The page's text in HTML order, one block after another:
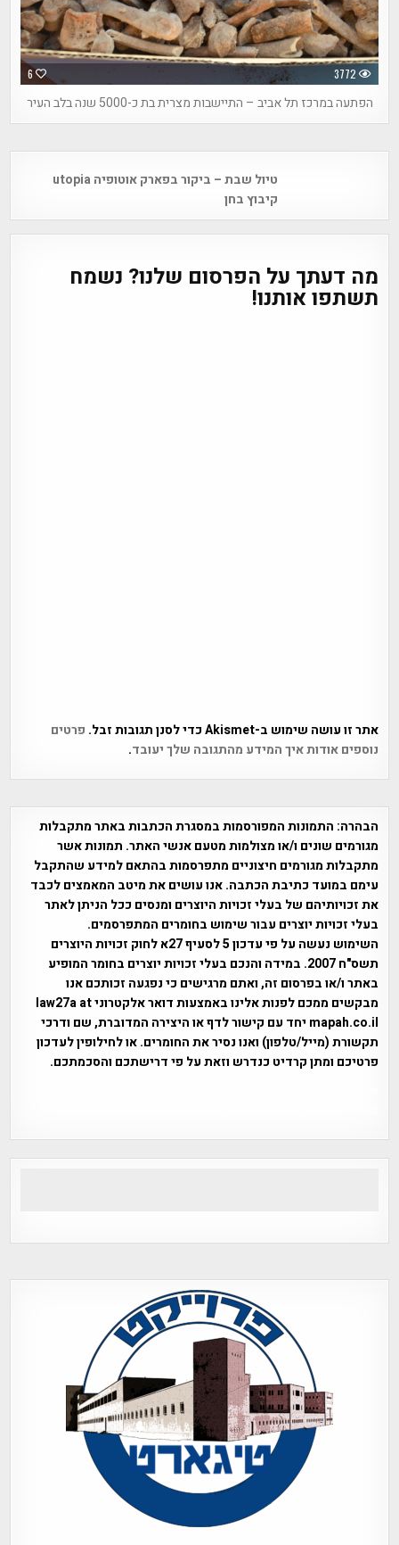
6 3772
הפתעה במרכז תל אביב – התיישבות מצרית בת כ-5000 שנה בלב העיר
navigation
טיול שבת – ביקור בפארק אוטופיה utopia
קיבוץ בחן
מה דעתך על הפרסום שלנו? נשמח
תשתפו אותנו!
אתר זו עושה שימוש ב-Akismet כדי לסנן תגובות זבל.
פרטים
נוספים אודות איך המידע מהתגובה שלך יעובד.
הבהרה: התמונות המפורסמות במסגרת הכתבות באתר מתקבלות
מגורמים שונים ו/או מצולמות מטעם אנשי האתר. תמונות אשר
מתקבלות מגורמים חיצוניים מתפרסמות בהתאם למידע שהתקבל
עימם במועד כתיבת הכתבה. אנו עושים את מיטב המאמצים לכבד
את זכויותיהם של בעלי זכויות היוצרים ומנסים ככל הניתן לאתר
בעלי זכויות יוצרים עבור שימוש בחומרים המתפרסמים.
השימוש נעשה על פי עדכון 5 לסעיף 27א לחוק זכויות היוצרים
תשס"ח 2007. במידה והנכם בעלי זכויות יוצרים בחומר המופיע
באתר ו/או בפרסום זה, ואתם מרגישים כי נפגעה זכותכם אנו
מבקשים ממכם לפנות אלינו באמצעות דואר אלקטרוני law27a at
mapah.co.il יחד עם קישור לדף או היצירה המדוברת, שם ודרכי
תקשורת (מייל/טלפון) ואנו נסיר את החומרים. או לחילופין לעדכון
פרטיכם ומתן קרדיט כנדרש וזאת על פי דרישתכם והסכמתכם.